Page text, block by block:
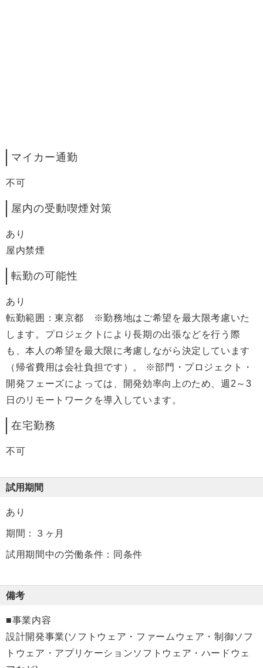
マイカー通勤
不可
屋内の受動喫煙対策
あり
屋内禁煙
転勤の可能性
あり
転勤範囲：東京都 ※勤務地はご希望を最大限考慮いた
します。プロジェクトにより長期の出張などを行う際
も、本人の希望を最大限に考慮しながら決定しています
（帰省費用は会社負担です）。 ※部門・プロジェクト・
開発フェーズによっては、開発効率向上のため、週2～3
日のリモートワークを導入しています。
在宅勤務
不可
試用期間
あり
期間：３ヶ月
試用期間中の労働条件：同条件
備考
■事業内容
設計開発事業(ソフトウェア・ファームウェア・制御ソフ
トウェア・アプリケーションソフトウェア・ハードウェ